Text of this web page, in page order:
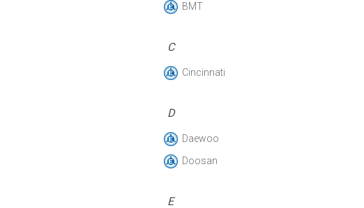
BMT
C
Cincinnati
D
Daewoo
Doosan
E